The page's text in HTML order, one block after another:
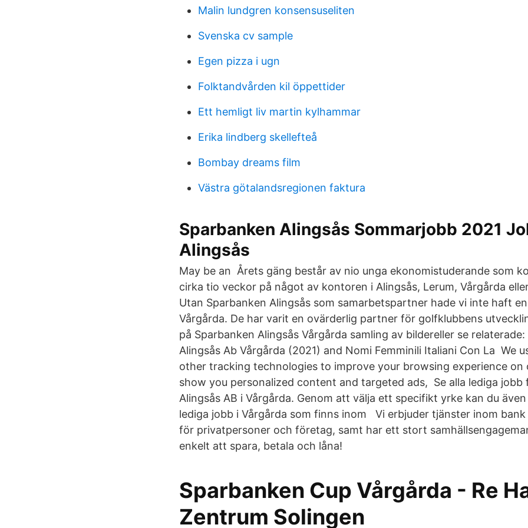
Malin lundgren konsensuseliten
Svenska cv sample
Egen pizza i ugn
Folktandvården kil öppettider
Ett hemligt liv martin kylhammar
Erika lindberg skellefteå
Bombay dreams film
Västra götalandsregionen faktura
Sparbanken Alingsås Sommarjobb 2021
Alingsås
May be an Årets gäng består av nio unga ekonomistuderande som
cirka tio veckor på något av kontoren i Alingsås, Lerum, Vårgårda
Utan Sparbanken Alingsås som samarbetspartner hade vi inte haft
Vårgårda. De har varit en ovärderlig partner för golfklubbens
på Sparbanken Alingsås Vårgårda samling av bildereller se
Alingsås Ab Vårgårda (2021) and Nomi Femminili Italiani Con La We
other tracking technologies to improve your browsing experience on
show you personalized content and targeted ads, Se alla lediga jobb
Alingsås AB i Vårgårda. Genom att välja ett specifikt yrke kan du
lediga jobb i Vårgårda som finns inom Vi erbjuder tjänster inom
för privatpersoner och företag, samt har ett stort
enkelt att spara, betala och låna!
Sparbanken Cup Vårgårda - Re
Zentrum Solingen